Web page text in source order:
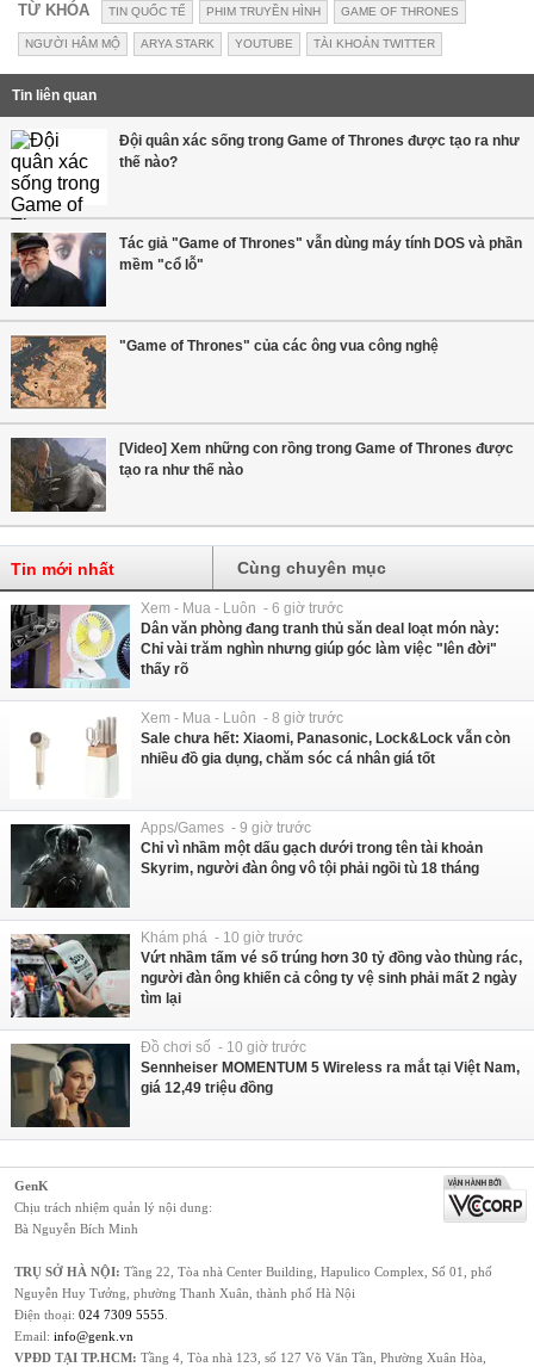
TỪ KHÓA TIN QUỐC TẾ PHIM TRUYỀN HÌNH GAME OF THRONES
NGƯỜI HÂM MỘ ARYA STARK YOUTUBE TÀI KHOẢN TWITTER
Tin liên quan
Đội quân xác sống trong Game of Thrones được tạo ra như
thế nào?
Tác giả "Game of Thrones" vẫn dùng máy tính DOS và phần
mềm "cổ lỗ"
"Game of Thrones" của các ông vua công nghệ
[Video] Xem những con rồng trong Game of Thrones được
tạo ra như thế nào
Tin mới nhất Cùng chuyên mục
Xem - Mua - Luôn - 6 giờ trước
Dân văn phòng đang tranh thủ săn deal loạt món này:
Chỉ vài trăm nghìn nhưng giúp góc làm việc "lên đời"
thấy rõ
Xem - Mua - Luôn - 8 giờ trước
Sale chưa hết: Xiaomi, Panasonic, Lock&Lock vẫn còn
nhiều đồ gia dụng, chăm sóc cá nhân giá tốt
Apps/Games - 9 giờ trước
Chỉ vì nhầm một dấu gạch dưới trong tên tài khoản
Skyrim, người đàn ông vô tội phải ngồi tù 18 tháng
Khám phá - 10 giờ trước
Vứt nhầm tấm vé số trúng hơn 30 tỷ đồng vào thùng rác,
người đàn ông khiến cả công ty vệ sinh phải mất 2 ngày
tìm lại
Đồ chơi số - 10 giờ trước
Sennheiser MOMENTUM 5 Wireless ra mắt tại Việt Nam,
giá 12,49 triệu đồng
GenK
Chịu trách nhiệm quản lý nội dung:
Bà Nguyễn Bích Minh
TRỤ SỞ HÀ NỘI: Tầng 22, Tòa nhà Center Building, Hapulico Complex, Số 01, phố
Nguyễn Huy Tưởng, phường Thanh Xuân, thành phố Hà Nội
Điện thoại: 024 7309 5555
Email: info@genk.vn
VPĐD TẠI TP.HCM: Tầng 4, Tòa nhà 123, số 127 Võ Văn Tần, Phường Xuân Hòa,